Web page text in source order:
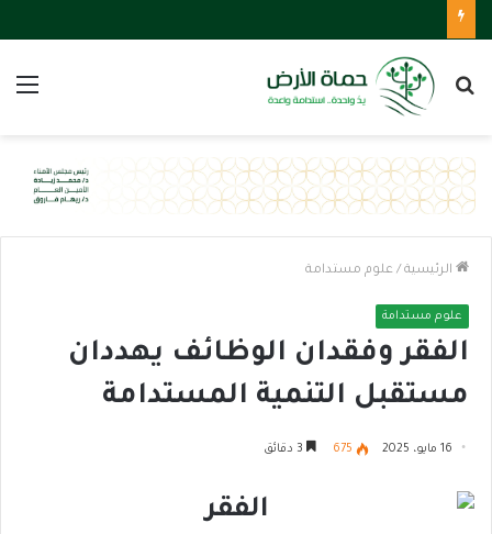
بحث
الرئيسية / علوم مستدامة
علوم مستدامة
الفقر وفقدان الوظائف يهددان
مستقبل التنمية المستدامة
16 مايو، 2025 675